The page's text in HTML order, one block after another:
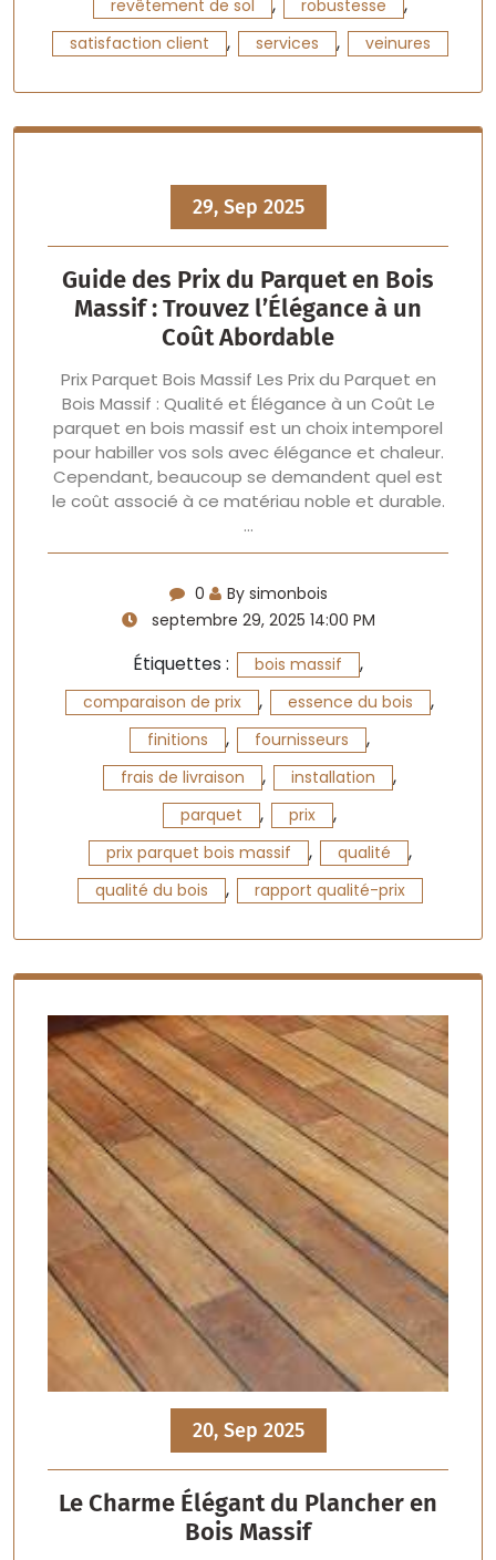
revêtement de sol , robustesse ,
satisfaction client , services , veinures
29, Sep 2025
Guide des Prix du Parquet en Bois
Massif : Trouvez l’Élégance à un
Coût Abordable
Prix Parquet Bois Massif Les Prix du Parquet en
Bois Massif : Qualité et Élégance à un Coût Le
parquet en bois massif est un choix intemporel
pour habiller vos sols avec élégance et chaleur.
Cependant, beaucoup se demandent quel est
le coût associé à ce matériau noble et durable.
…
0
By simonbois
septembre 29, 2025 14:00 PM
Étiquettes : bois massif ,
comparaison de prix , essence du bois ,
finitions , fournisseurs ,
frais de livraison , installation ,
parquet , prix ,
prix parquet bois massif , qualité ,
qualité du bois , rapport qualité-prix
20, Sep 2025
Le Charme Élégant du Plancher en
Bois Massif